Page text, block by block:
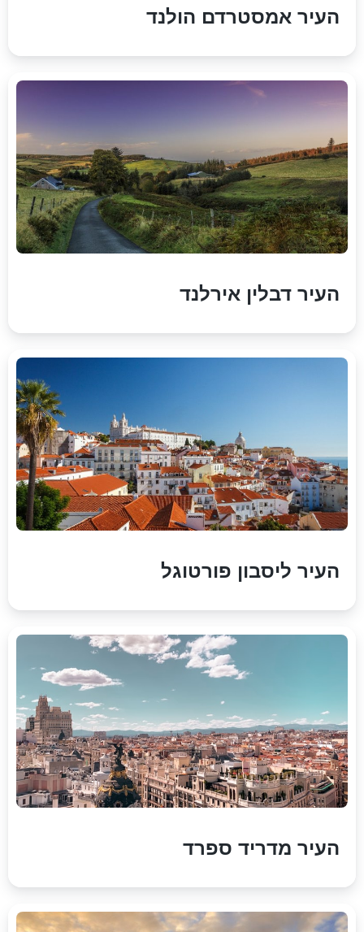
העיר אמסטרדם הולנד
העיר דבלין אירלנד
העיר ליסבון פורטוגל
העיר מדריד ספרד